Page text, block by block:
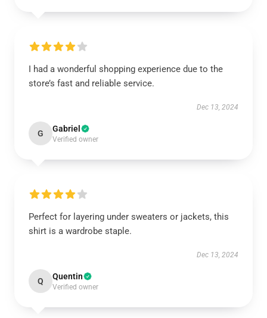
I had a wonderful shopping experience due to the
store’s fast and reliable service.
Dec 13, 2024
G Gabriel
Verified owner
Perfect for layering under sweaters or jackets, this
shirt is a wardrobe staple.
Dec 13, 2024
Q Quentin
Verified owner